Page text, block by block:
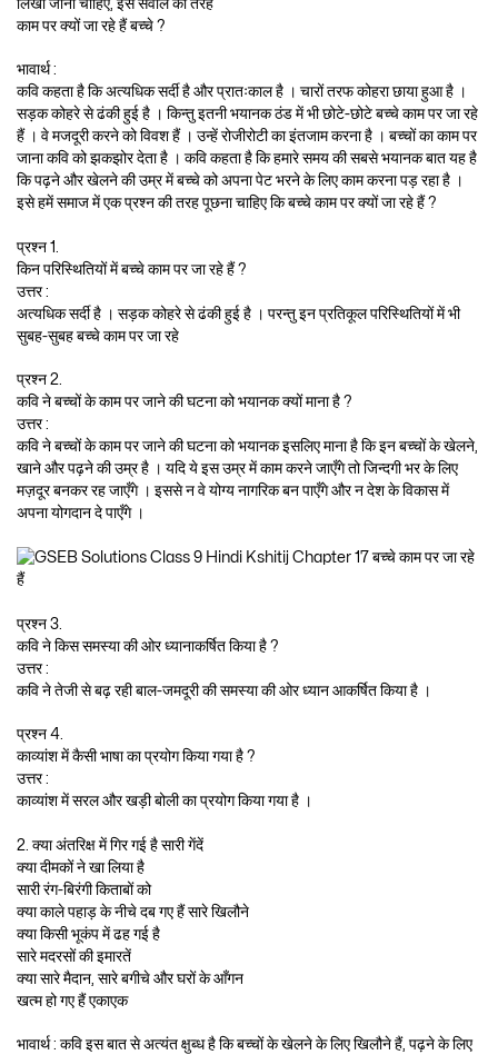
लिखा जाना चाहिए, इसे सवाल की तरह
काम पर क्यों जा रहे हैं बच्चे ?
भावार्थ :
कवि कहता है कि अत्यधिक सर्दी है और प्रातःकाल है । चारों तरफ कोहरा छाया हुआ है ।
सड़क कोहरे से ढंकी हुई है । किन्तु इतनी भयानक ठंड में भी छोटे-छोटे बच्चे काम पर जा रहे
हैं । वे मजदूरी करने को विवश हैं । उन्हें रोजीरोटी का इंतजाम करना है । बच्चों का काम पर
जाना कवि को झकझोर देता है । कवि कहता है कि हमारे समय की सबसे भयानक बात यह है
कि पढ़ने और खेलने की उम्र में बच्चे को अपना पेट भरने के लिए काम करना पड़ रहा है ।
इसे हमें समाज में एक प्रश्न की तरह पूछना चाहिए कि बच्चे काम पर क्यों जा रहे हैं ?
प्रश्न 1.
किन परिस्थितियों में बच्चे काम पर जा रहे हैं ?
उत्तर :
अत्यधिक सर्दी है । सड़क कोहरे से ढंकी हुई है । परन्तु इन प्रतिकूल परिस्थितियों में भी
सुबह-सुबह बच्चे काम पर जा रहे
प्रश्न 2.
कवि ने बच्चों के काम पर जाने की घटना को भयानक क्यों माना है ?
उत्तर :
कवि ने बच्चों के काम पर जाने की घटना को भयानक इसलिए माना है कि इन बच्चों के खेलने,
खाने और पढ़ने की उम्र है । यदि ये इस उम्र में काम करने जाएँगे तो जिन्दगी भर के लिए
मज़दूर बनकर रह जाएँगे । इससे न वे योग्य नागरिक बन पाएँगे और न देश के विकास में
अपना योगदान दे पाएँगे ।
प्रश्न 3.
कवि ने किस समस्या की ओर ध्यानाकर्षित किया है ?
उत्तर :
कवि ने तेजी से बढ़ रही बाल-जमदूरी की समस्या की ओर ध्यान आकर्षित किया है ।
प्रश्न 4.
काव्यांश में कैसी भाषा का प्रयोग किया गया है ?
उत्तर :
काव्यांश में सरल और खड़ी बोली का प्रयोग किया गया है ।
2. क्या अंतरिक्ष में गिर गई है सारी गेंदें
क्या दीमकों ने खा लिया है
सारी रंग-बिरंगी किताबों को
क्या काले पहाड़ के नीचे दब गए हैं सारे खिलौने
क्या किसी भूकंप में ढह गई है
सारे मदरसों की इमारतें
क्या सारे मैदान, सारे बगीचे और घरों के आँगन
खत्म हो गए हैं एकाएक
भावार्थ : कवि इस बात से अत्यंत क्षुब्ध है कि बच्चों के खेलने के लिए खिलौने हैं, पढ़ने के लिए